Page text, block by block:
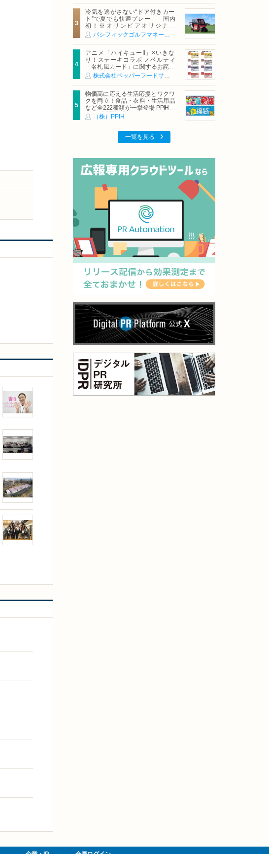
冷気を逃がさない“ドア付きカー
ト”で夏でも快適プレー 国内
初！※オリンピアオリジナル
「AirCon Cart（エアコンカー
ト）」導入 | ＰＧＭ
アニメ「ハイキュー!!」×いきな
り！ステーキコラボ ノベルティ
「名札風カード」に関するお詫び
および交換対応についてのご案内
物価高に応える生活応援とワクワ
クを両立！食品・衣料・生活用品
など全222種類が一挙登場 PPIHグ
ループ「夏福袋」＆セール 8月6日
(木)より順次スタート
（株）PPIH
一覧を見る